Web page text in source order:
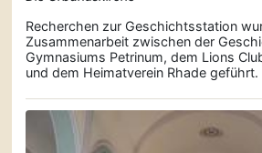
Recherchen zur Geschichts­station
Zusammen­arbeit zwischen der
Gymnasiums Petrinum, dem Lions
und dem Heimatverein Rhade geführt.